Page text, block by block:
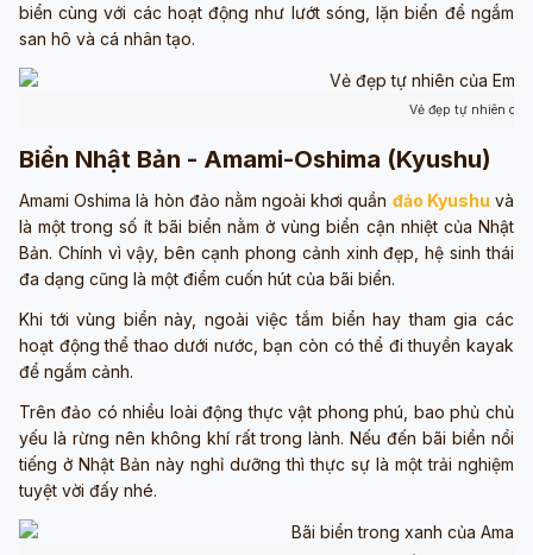
biển cùng với các hoạt động như lướt sóng, lặn biển để ngắm
san hô và cá nhân tạo.
Vẻ đẹp tự nhiên của
Biển Nhật Bản - Amami-Oshima (Kyushu)
Amami Oshima là hòn đảo nằm ngoài khơi quần đảo Kyushu và
là một trong số ít bãi biển nằm ở vùng biển cận nhiệt của Nhật
Bản. Chính vì vậy, bên cạnh phong cảnh xinh đẹp, hệ sinh thái
đa dạng cũng là một điểm cuốn hút của bãi biển.
Khi tới vùng biển này, ngoài việc tắm biển hay tham gia các
hoạt động thể thao dưới nước, bạn còn có thể đi thuyền kayak
để ngắm cảnh.
Trên đảo có nhiều loài động thực vật phong phú, bao phủ chủ
yếu là rừng nên không khí rất trong lành. Nếu đến bãi biển nổi
tiếng ở Nhật Bản này nghỉ dưỡng thì thực sự là một trải nghiệm
tuyệt vời đấy nhé.